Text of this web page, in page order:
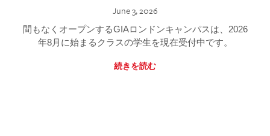
June 3, 2026
間もなくオープンするGIAロンドンキャンパスは、2026
年8月に始まるクラスの学生を現在受付中です。
続きを読む